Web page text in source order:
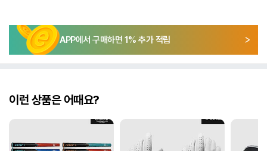
APP에서 구매하면 1% 추가 적립
이런 상품은 어때요?